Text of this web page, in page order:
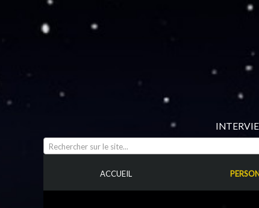
Rechercher sur le site...
ACCUEIL